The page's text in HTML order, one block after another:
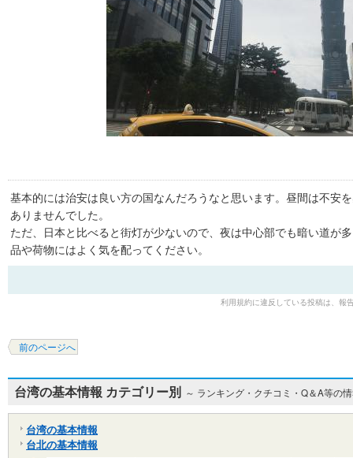
基本的には治安は良い方の国なんだろうなと思います。昼間は不安
ありませんでした。
ただ、日本と比べると街灯が少ないので、夜は中心部でも暗い道が
品や荷物にはよく気を配ってください。
利用規約に違反している投稿は、報
前のページへ
台湾の基本情報 カテゴリー別 ～ ランキング・クチコミ・Q＆A等の
台湾の基本情報
台北の基本情報